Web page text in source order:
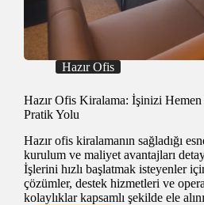
Hazır Ofis
Hazır Ofis Kiralama: İşinizi Hemen
Pratik Yolu
Hazır ofis kiralamanın sağladığı
kurulum ve maliyet avantajları
İşlerini hızlı başlatmak isteyenler
çözümler, destek hizmetleri ve
kolaylıklar kapsamlı şekilde ele